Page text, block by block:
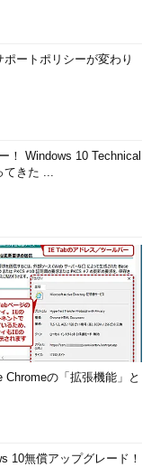
ポートポリシーが変わり
！ Windows 10 Technical
てきた ...
Chromeの「拡張機能」と
10無償アップグレード！